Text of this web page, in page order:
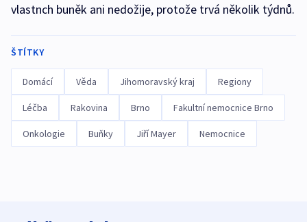
vlastnch buněk ani nedožije, protože trvá několik týdnů.
ŠTÍTKY
Domácí Věda Jihomoravský kraj Regiony
Léčba Rakovina Brno Fakultní nemocnice Brno
Onkologie Buňky Jiří Mayer Nemocnice